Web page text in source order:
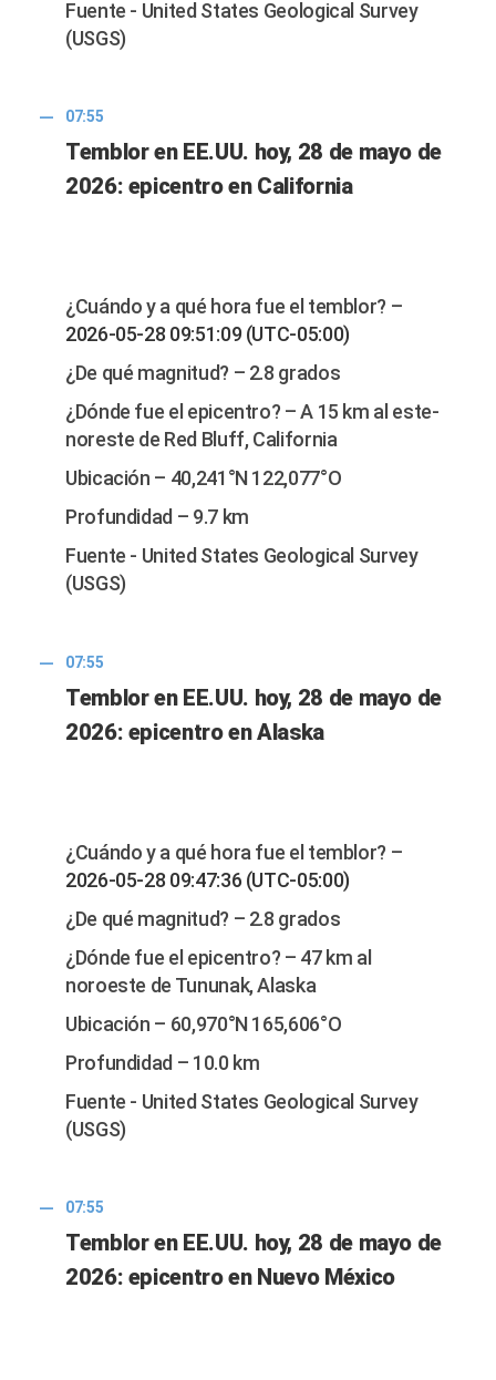
Fuente - United States Geological Survey
(USGS)
07:55
Temblor en EE.UU. hoy, 28 de mayo de
2026: epicentro en California
¿Cuándo y a qué hora fue el temblor? –
2026-05-28 09:51:09 (UTC-05:00)
¿De qué magnitud? – 2.8 grados
¿Dónde fue el epicentro? – A 15 km al este-
noreste de Red Bluff, California
Ubicación – 40,241°N 122,077°O
Profundidad – 9.7 km
Fuente - United States Geological Survey
(USGS)
07:55
Temblor en EE.UU. hoy, 28 de mayo de
2026: epicentro en Alaska
¿Cuándo y a qué hora fue el temblor? –
2026-05-28 09:47:36 (UTC-05:00)
¿De qué magnitud? – 2.8 grados
¿Dónde fue el epicentro? – 47 km al
noroeste de Tununak, Alaska
Ubicación – 60,970°N 165,606°O
Profundidad – 10.0 km
Fuente - United States Geological Survey
(USGS)
07:55
Temblor en EE.UU. hoy, 28 de mayo de
2026: epicentro en Nuevo México